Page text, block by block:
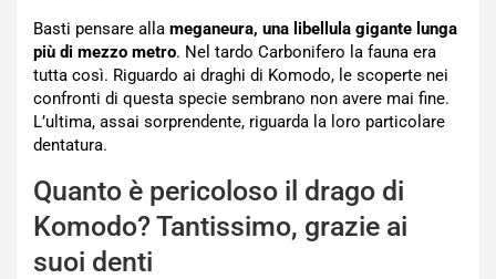
Basti pensare alla meganeura, una libellula gigante lunga
più di mezzo metro. Nel tardo Carbonifero la fauna era
tutta così. Riguardo ai draghi di Komodo, le scoperte nei
confronti di questa specie sembrano non avere mai fine.
L’ultima, assai sorprendente, riguarda la loro particolare
dentatura.
Quanto è pericoloso il drago di
Komodo? Tantissimo, grazie ai
suoi denti